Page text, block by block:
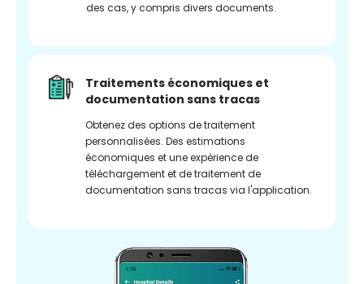
des cas, y compris divers documents.
Traitements économiques et
documentation sans tracas
Obtenez des options de traitement
personnalisées. Des estimations
économiques et une expérience de
téléchargement et de traitement de
documentation sans tracas via l'application.